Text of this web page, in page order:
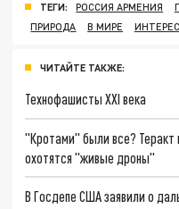
ТЕГИ: РОССИЯ АРМЕНИЯ
ПРИРОДА
В МИРЕ
ЧИТАЙТЕ ТАКЖЕ:
Технофашисты XXI века
"Кротами" были все? Теракт
охотятся "живые дроны"
В Госдепе США заявили о